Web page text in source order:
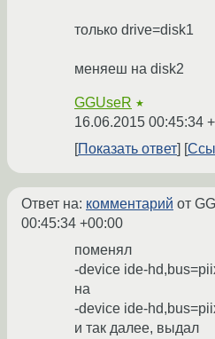
только drive=disk1
меняеш на disk2
GGUseR ★
16.06.2015 00:45:34
Показать ответ
Ответ на: комментарий от
00:45:34 +00:00
поменял
-device ide-
на
-device ide-
и так далее, выдал